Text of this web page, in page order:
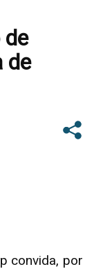
de
convida, por